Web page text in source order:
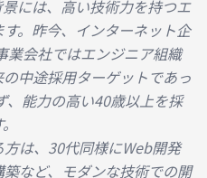
には、高い技術力を持つエ
。昨今、インターネット企
業会社ではエンジニア組織
中途採用ターゲットであっ
、能力の高い40歳以上を採
は、30代同様にWeb開発
など、モダンな技術での開